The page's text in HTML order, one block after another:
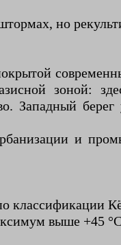
но
зоной:
Западный
и
выше +45